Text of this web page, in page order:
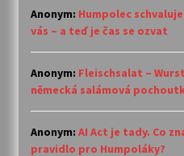
Anonym: Humpolec
vás – a teď je čas se ozvat
Anonym: Fleischsalat –
německá salámová
Anonym: AI Act je tady. Co
pravidlo pro Humpoláky?